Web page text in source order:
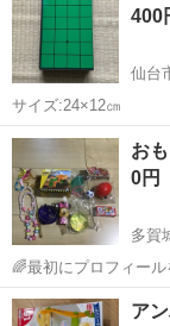
400
仙台
サイズ:24×12㎝
宮城 仙台市
お
0円
多賀
🌈最初にプロフィールを
は、ファミリーマー
ィールをご確認ください。
宮城 多賀城市
ア